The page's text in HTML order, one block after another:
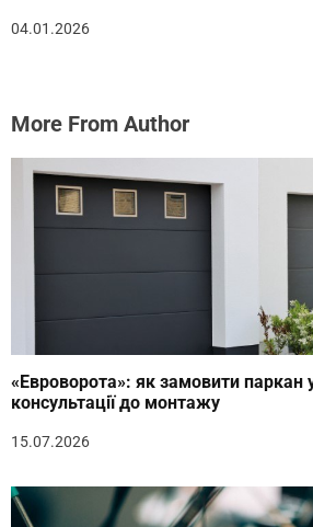
04.01.2026
More From Author
«Евроворота»: як замовити паркан
консультації до монтажу
15.07.2026